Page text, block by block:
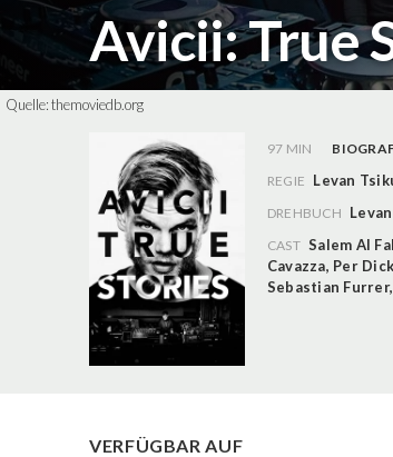
Avicii: True
Quelle:themoviedb.org
97 MIN
REGIE Levan
DREHBUCH
CAST Salem Al
Cavazza, Per
Sebastian Furrer,
VERFÜGBAR AUF